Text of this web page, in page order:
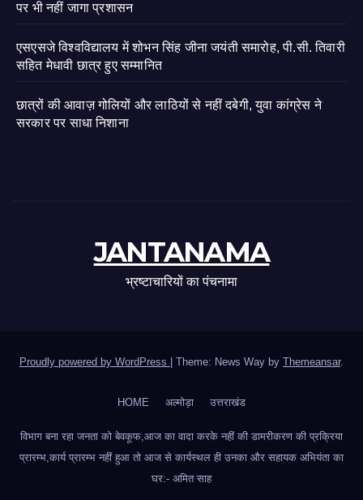
पर भी नहीं जागा प्रशासन
एसएसजे विश्वविद्यालय में शोभन सिंह जीना जयंती समारोह, पी.सी. तिवारी
सहित मेधावी छात्र हुए सम्मानित
छात्रों की आवाज़ गोलियों और लाठियों से नहीं दबेगी, युवा कांग्रेस ने
सरकार पर साधा निशाना
JANTANAMA
भ्रष्टाचारियों का पंचनामा
Proudly powered by WordPress Theme: News Way by Themeansar.
HOME अल्मोड़ा उत्तराखंड
विभाग बना रहा जनता को बेवकूफ,आज का वादा करके नहीं की डामरीकरण की प्रक्रिया
प्रारम्भ,कार्य प्रारम्भ नहीं हुआ तो आज से कार्यस्थल ही उनका और सहायक अभियंता का
घर:- अमित साह